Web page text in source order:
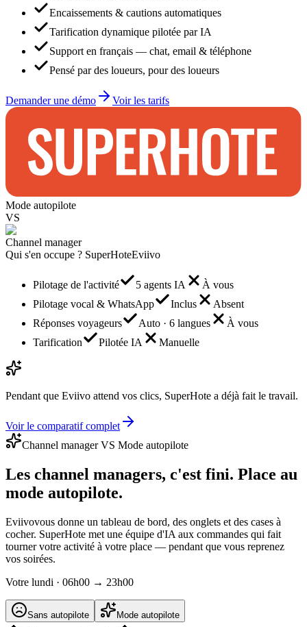
Encaissements & cautions automatiques
Tarification dynamique pilotée par IA
Support en français — chat, email & téléphone
Pensé par des loueurs, pour des loueurs
Demander une démo Voir les tarifs
Mode autopilote
VS
Channel manager
Qui s'en occupe ? SuperHoteEviivo
Pilotage de l'activité 5 agents IA
À vous
Pilotage vocal & WhatsApp
Inclus
Absent
Réponses voyageurs
Auto · 6 langues
À vous
Tarification
Pilotée IA Manuelle
Pendant que Eviivo attend vos clics, SuperHote a déjà fait le travail.
Voir le comparatif complet
Channel manager VS Mode autopilote
Les channel managers, c'est fini. Place au
mode autopilote.
Eviivovous donne un tableau de bord, des onglets et des cases à
cocher. SuperHote met une équipe d'IA aux commandes qui fait
tourner votre activité à votre place — pendant que vous reprenez
vos soirées.
Votre lundi · 06h00 → 23h00
Sans autopilote Mode autopilote